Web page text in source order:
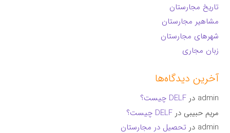
تاریخ مجارستان
مشاهیر مجارستان
شهرهای مجارستان
زبان مجاری
آخرین دیدگاه‌ها
admin درDELF چیست؟
مریم حبیبی درDELF چیست؟
admin در تحصیل در مجارستان